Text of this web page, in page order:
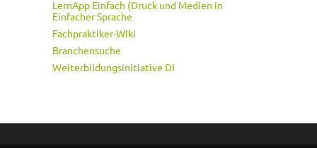
LernApp Einfach (Druck und Medien in
Einfacher Sprache
Fachpraktiker-Wiki
Branchensuche
Weiterbildungsinitiative DI